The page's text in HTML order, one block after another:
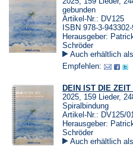
gebunden
Artikel-Nr.: DV125
ISBN 978-3-
Herausgeber:
Schröder
Auch erhältlich
Empfehlen:
DEIN IST DIE
2025, 159 Lieder,
Spiralbindung
Artikel-Nr.: DV125/
Herausgeber:
Schröder
Auch erhältlich